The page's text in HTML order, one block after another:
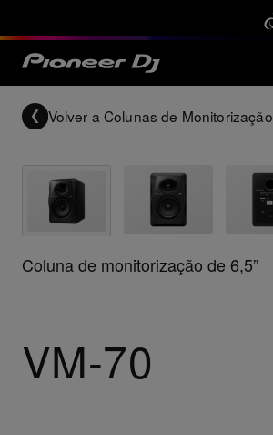
Volver a Colunas de Monitorização
Coluna de monitorização de 6,5”
VM-70